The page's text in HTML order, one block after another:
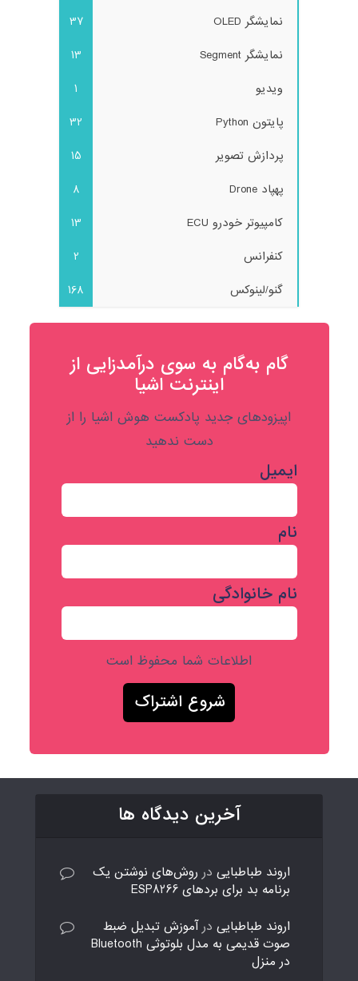
نمایشگر OLED
37
نمایشگر Segment
13
ویدیو
1
پایتون Python
32
پردازش تصویر
15
پهپاد Drone
8
کامپیوتر خودرو ECU
13
کنفرانس
2
گنو/لینوکس
168
گام به‌گام به‌ سوی درآمدزایی از
اینترنت اشیا
اپیزودهای جدید پادکست هوش اشیا را از
دست ندهید
ایمیل
نام
نام خانوادگی
اطلاعات شما محفوظ است
آخرین دیدگاه ها
اروند طباطبایی در روش‌های نوشتن یک
برنامه بد برای بردهای ESP8266
اروند طباطبایی درآموزش تبدیل ضبط
صوت قدیمی به مدل بلوتوثی Bluetooth
در منزل